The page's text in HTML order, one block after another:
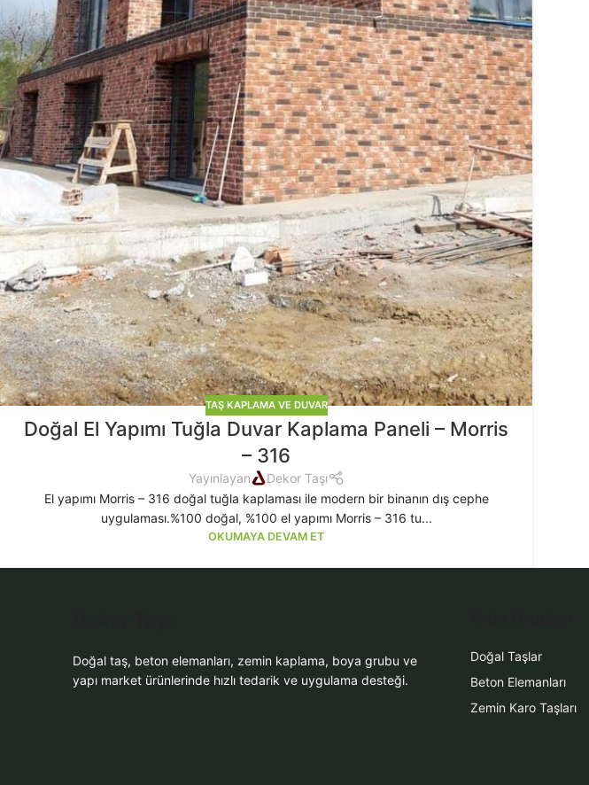
TAŞ KAPLAMA VE DUVAR
Doğal El Yapımı Tuğla Duvar Kaplama Paneli – Morris
– 316
Yayınlayan
Dekor Taşı
El yapımı Morris – 316 doğal tuğla kaplaması ile modern bir binanın dış cephe
uygulaması.%100 doğal, %100 el yapımı Morris – 316 tu...
OKUMAYA DEVAM ET
Doğal taş, beton elemanları, zemin kaplama, boya grubu ve
yapı market ürünlerinde hızlı tedarik ve uygulama desteği.
Doğal Taşlar
Beton Elemanları
Zemin Karo Taşları